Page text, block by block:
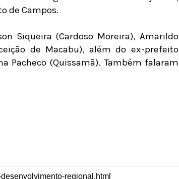
de Campos.
Siqueira (Cardoso Moreira), Amarildo
de Macabu), além do ex-prefeito
Pacheco (Quissamã). Também falaram